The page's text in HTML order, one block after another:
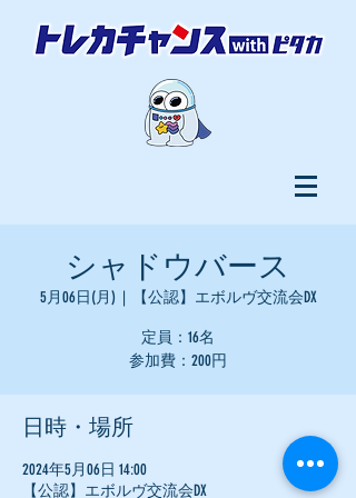
シャドウバース
5月06日(月)
  |
【公認】エボルヴ交流会DX
定員：16名
参加費：200円
日時・場所
2024年5月06日 14:00
【公認】エボルヴ交流会DX